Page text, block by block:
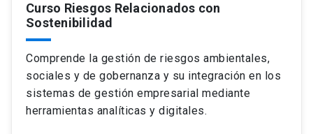
Curso Riesgos Relacionados con
Sostenibilidad
Comprende la gestión de riesgos ambientales,
sociales y de gobernanza y su integración en los
sistemas de gestión empresarial mediante
herramientas analíticas y digitales.